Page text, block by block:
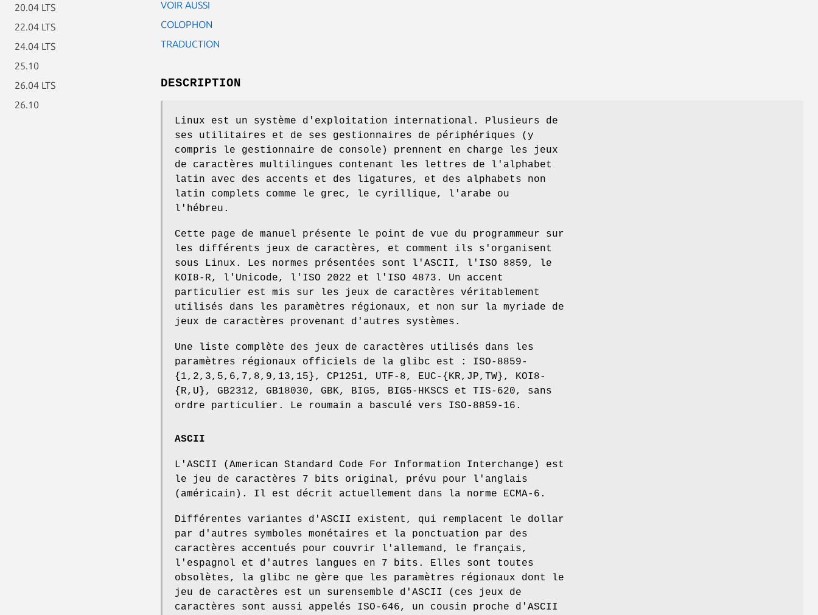
20.04 LTS
22.04 LTS
24.04 LTS
25.10
26.04 LTS
26.10
VOIR AUSSI
COLOPHON
TRADUCTION
DESCRIPTION
Linux est un système d'exploitation international. Plusieurs de
ses utilitaires et de ses gestionnaires de périphériques (y
compris le gestionnaire de console) prennent en charge les jeux
de caractères multilingues contenant les lettres de l'alphabet
latin avec des accents et des ligatures, et des alphabets non
latin complets comme le grec, le cyrillique, l'arabe ou
l'hébreu.
Cette page de manuel présente le point de vue du programmeur sur
les différents jeux de caractères, et comment ils s'organisent
sous Linux. Les normes présentées sont l'ASCII, l'ISO 8859, le
KOI8-R, l'Unicode, l'ISO 2022 et l'ISO 4873. Un accent
particulier est mis sur les jeux de caractères véritablement
utilisés dans les paramètres régionaux, et non sur la myriade de
jeux de caractères provenant d'autres systèmes.
Une liste complète des jeux de caractères utilisés dans les
paramètres régionaux officiels de la glibc est : ISO-8859-
{1,2,3,5,6,7,8,9,13,15}, CP1251, UTF-8, EUC-{KR,JP,TW}, KOI8-
{R,U}, GB2312, GB18030, GBK, BIG5, BIG5-HKSCS et TIS-620, sans
ordre particulier. Le roumain a basculé vers ISO-8859-16.
ASCII
L'ASCII (American Standard Code For Information Interchange) est
le jeu de caractères 7 bits original, prévu pour l'anglais
(américain). Il est décrit actuellement dans la norme ECMA-6.
Différentes variantes d'ASCII existent, qui remplacent le dollar
par d'autres symboles monétaires et la ponctuation par des
caractères accentués pour couvrir l'allemand, le français,
l'espagnol et d'autres langues en 7 bits. Elles sont toutes
obsolètes, la glibc ne gère que les paramètres régionaux dont le
jeu de caractères est un surensemble d'ASCII (ces jeux de
caractères sont aussi appelés ISO-646, un cousin proche d'ASCII